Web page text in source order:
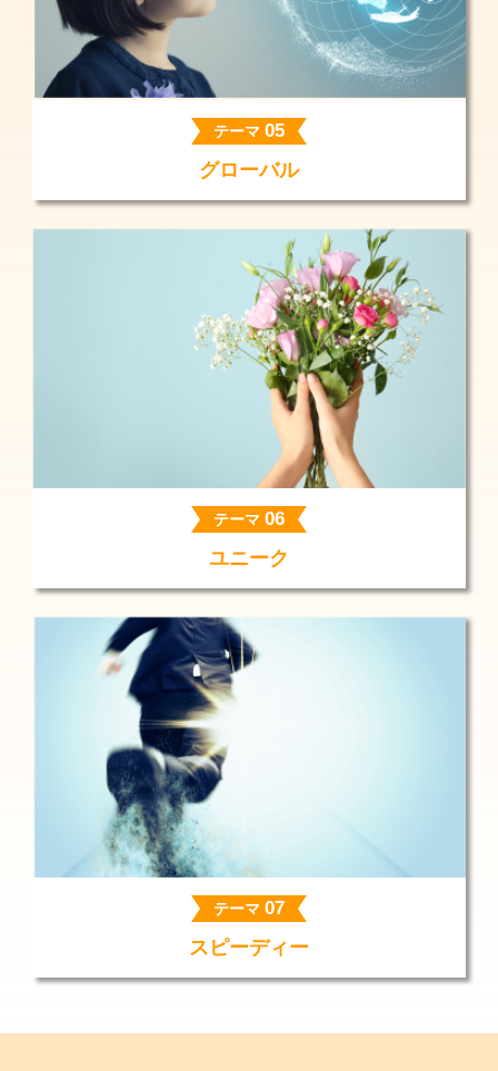
テーマ 05
グローバル
テーマ 06
ユニーク
テーマ 07
スピーディー